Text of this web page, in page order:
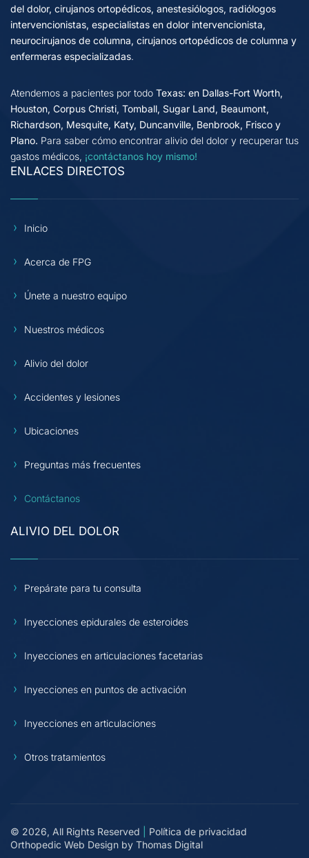
del dolor, cirujanos ortopédicos, anestesiólogos, radiólogos
intervencionistas, especialistas en dolor intervencionista,
neurocirujanos de columna, cirujanos ortopédicos de columna y
enfermeras especializadas.
Atendemos a pacientes por todo Texas: en Dallas-Fort Worth,
Houston, Corpus Christi, Tomball, Sugar Land, Beaumont,
Richardson, Mesquite, Katy, Duncanville, Benbrook, Frisco y
Plano. Para saber cómo encontrar alivio del dolor y recuperar tus
gastos médicos, ¡contáctanos hoy mismo!
ENLACES DIRECTOS
Inicio
Acerca de FPG
Únete a nuestro equipo
Nuestros médicos
Alivio del dolor
Accidentes y lesiones
Ubicaciones
Preguntas más frecuentes
Contáctanos
ALIVIO DEL DOLOR
Prepárate para tu consulta
Inyecciones epidurales de esteroides
Inyecciones en articulaciones facetarias
Inyecciones en puntos de activación
Inyecciones en articulaciones
Otros tratamientos
© 2026, All Rights Reserved
Política de privacidad
Orthopedic Web Design by Thomas Digital